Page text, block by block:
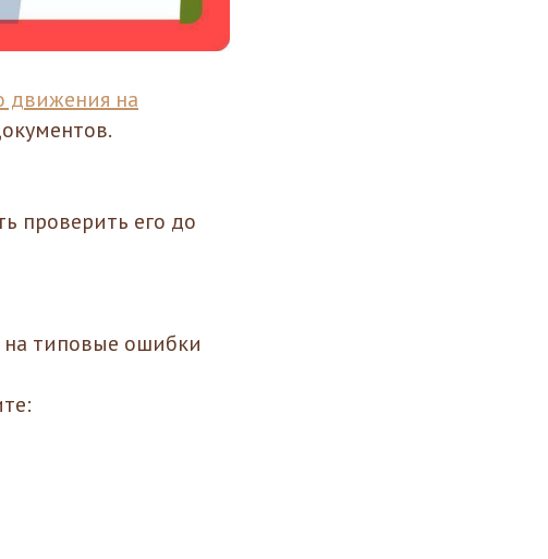
движения на
проверить его до
на типовые ошибки